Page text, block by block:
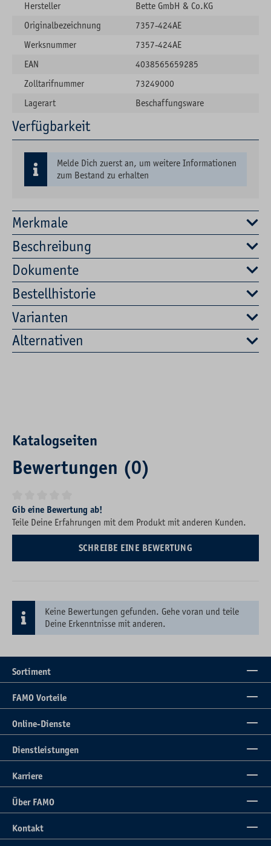
Merkmale
Beschreibung
Dokumente
Bestellhistorie
Varianten
Alternativen
Hersteller
Bette GmbH & Co.KG
Originalbezeichnung
7357-424AE
Werksnummer
7357-424AE
EAN
4038565659285
Zolltarifnummer
73249000
Lagerart
Beschaffungsware
Verfügbarkeit
Melde Dich zuerst an, um weitere Informationen
zum Bestand zu erhalten
Katalogseiten
Bewertungen (0)
Durchschnittliche Bewertung von 0 von 5 Sternen
Gib eine Bewertung ab!
Teile Deine Erfahrungen mit dem Produkt mit anderen Kunden.
SCHREIBE EINE BEWERTUNG
Keine Bewertungen gefunden. Gehe voran und teile
Deine Erkenntnisse mit anderen.
Sortiment
FAMO Vorteile
Online-Dienste
Dienstleistungen
Karriere
Über FAMO
Kontakt